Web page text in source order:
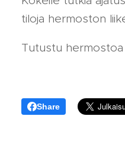
tiloja hermoston
Tutustu hermostoa
Share